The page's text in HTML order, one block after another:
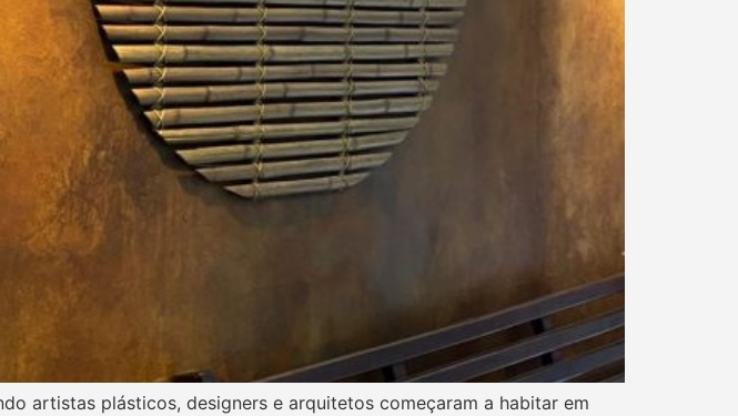
artistas plásticos, designers e arquitetos começaram a habitar em